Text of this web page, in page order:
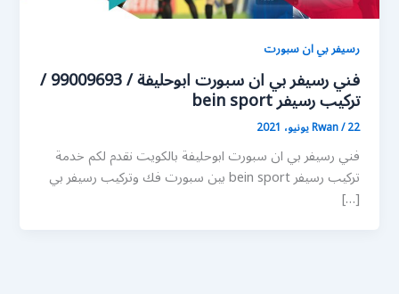
رسيفر بي ان سبورت
فني رسيفر بي ان سبورت ابوحليفة / 99009693 /
تركيب رسيفر bein sport
Rwan/22 يونيو، 2021
فني رسيفر بي ان سبورت ابوحليفة بالكويت نقدم لكم خدمة
تركيب رسيفر bein sport بين سبورت فك وتركيب رسيفر بي
[…]